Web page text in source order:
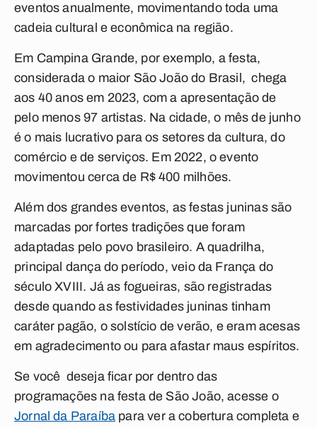
eventos anualmente, movimentando toda uma
cadeia cultural e econômica na região.
Em Campina Grande, por exemplo, a festa,
considerada o maior São João do Brasil, chega
aos 40 anos em 2023, com a apresentação de
pelo menos 97 artistas. Na cidade, o mês de junho
é o mais lucrativo para os setores da cultura, do
comércio e de serviços. Em 2022, o evento
movimentou cerca de R$ 400 milhões.
Além dos grandes eventos, as festas juninas são
marcadas por fortes tradições que foram
adaptadas pelo povo brasileiro. A quadrilha,
principal dança do período, veio da França do
século XVIII. Já as fogueiras, são registradas
desde quando as festividades juninas tinham
caráter pagão, o solstício de verão, e eram acesas
em agradecimento ou para afastar maus espíritos.
Se você deseja ficar por dentro das
programações na festa de São João, acesse o
Jornal da Paraíba para ver a cobertura completa e